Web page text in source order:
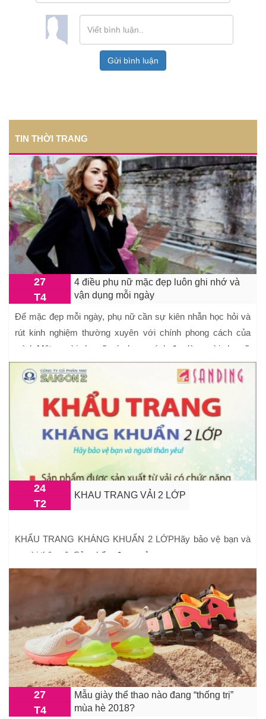
Gửi bình luận
TIN THỜI TRANG
27
T4
4 điều phụ nữ mặc đẹp luôn ghi nhớ và
vận dụng mỗi ngày
Để mặc đẹp mỗi ngày, phụ nữ cần sự kiên nhẫn học hỏi và
rút kinh nghiệm thường xuyên với chính phong cách của
mình.Một người phụ nữ có phong cách đẹp là người phụ nữ
biết cách ăn m ...
24
T2
KHAU TRANG VẢI 2 LỚP
KHẨU TRANG KHÁNG KHUẨN 2 LỚPHãy bảo vệ bạn và
người thân yêuSản phẩm được sản xu ...
27
T4
Mẫu giày thể thao nào đang “thống trị”
mùa hè 2018?